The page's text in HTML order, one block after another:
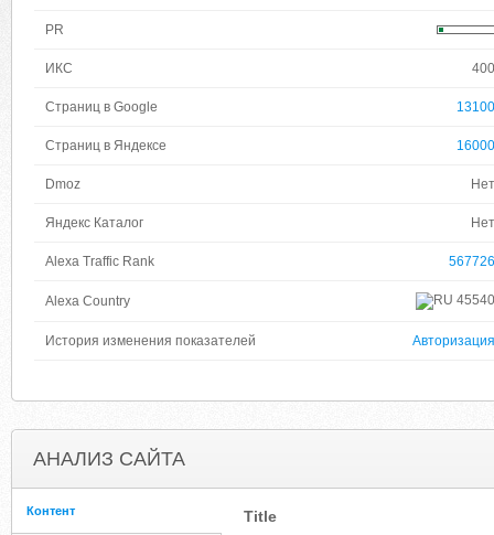
PR
ИКС 400
Страниц в Google 13100
Страниц в Яндексе 16000
Dmoz Нет
Яндекс Каталог Нет
Alexa Traffic Rank 567726
Alexa Country 45540
История изменения показателей Авторизация
АНАЛИЗ САЙТА
Контент Title